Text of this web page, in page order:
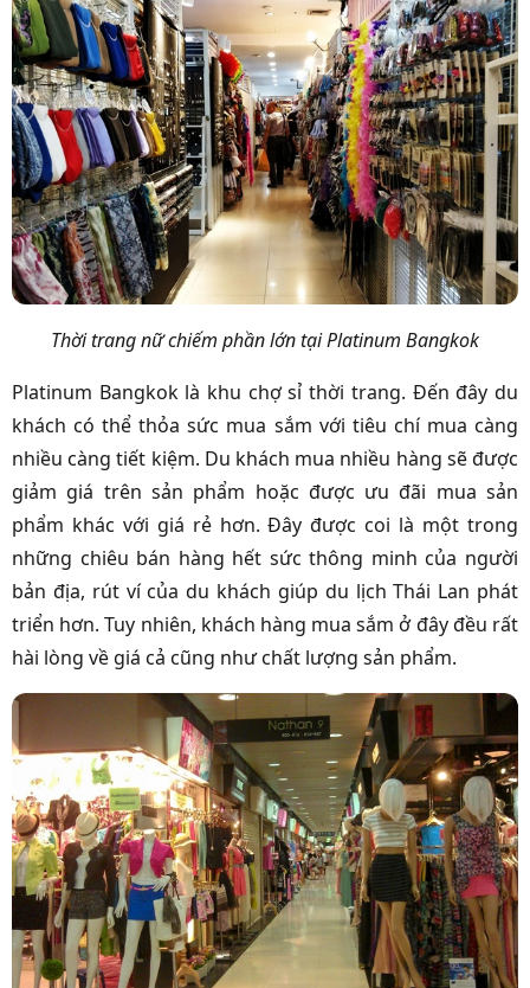
Thời trang nữ chiếm phần lớn tại Platinum Bangkok
Platinum Bangkok là khu chợ sỉ thời trang. Đến đây du
khách có thể thỏa sức mua sắm với tiêu chí mua càng
nhiều càng tiết kiệm. Du khách mua nhiều hàng sẽ được
giảm giá trên sản phẩm hoặc được ưu đãi mua sản
phẩm khác với giá rẻ hơn. Đây được coi là một trong
những chiêu bán hàng hết sức thông minh của người
bản địa, rút ví của du khách giúp du lịch Thái Lan phát
triển hơn. Tuy nhiên, khách hàng mua sắm ở đây đều rất
hài lòng về giá cả cũng như chất lượng sản phẩm.